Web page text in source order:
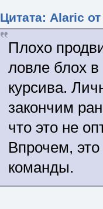
Цитата: Alaric
Плохо
ловле блох
курсива.
закончим
что это не
Впрочем,
команды.